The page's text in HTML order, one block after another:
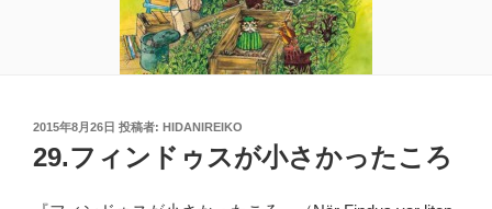
投
稿
日:
2015年8月26日 投稿者: HIDANIREIKO
29.フィンドゥスが小さかったころ